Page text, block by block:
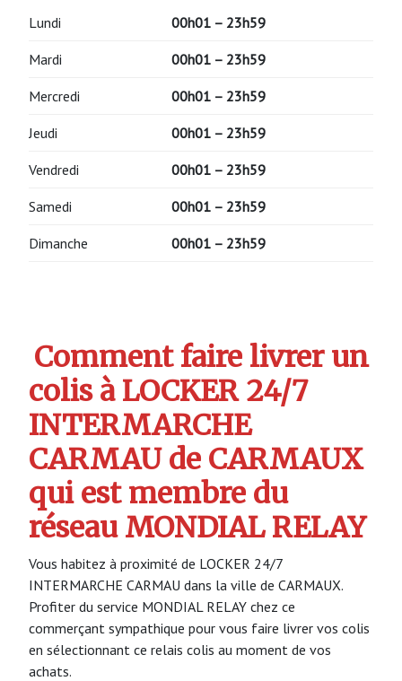
Lundi 00h01 – 23h59
Mardi 00h01 – 23h59
Mercredi 00h01 – 23h59
Jeudi 00h01 – 23h59
Vendredi 00h01 – 23h59
Samedi 00h01 – 23h59
Dimanche 00h01 – 23h59
Comment faire livrer un
colis à LOCKER 24/7
INTERMARCHE
CARMAU de CARMAUX
qui est membre du
réseau MONDIAL RELAY
Vous habitez à proximité de LOCKER 24/7
INTERMARCHE CARMAU dans la ville de CARMAUX.
Profiter du service MONDIAL RELAY chez ce
commerçant sympathique pour vous faire livrer vos colis
en sélectionnant ce relais colis au moment de vos
achats.